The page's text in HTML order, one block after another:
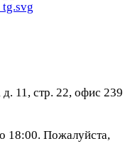
11, стр. 22, офис 239
18:00. Пожалуйста,